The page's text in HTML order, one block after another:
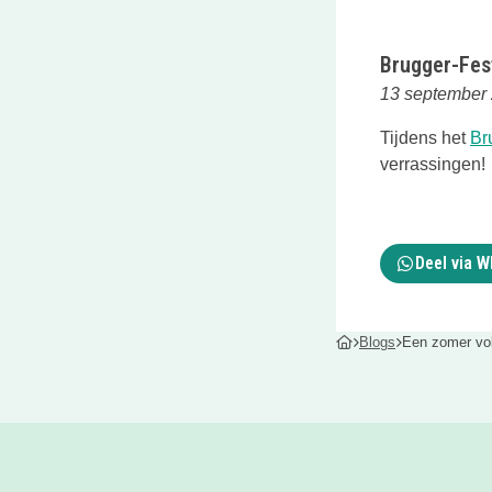
Brugger-
13 september
Tijdens het
verrassingen!
Deel via
Blogs Een zomer